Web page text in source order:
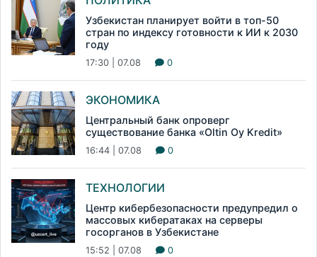
Узбекистан планирует войти в топ-50
стран по индексу готовности к ИИ к 2030
году
17:30 | 07.08 0
ЭКОНОМИКА
Центральный банк опроверг
существование банка «Oltin Oy Kredit»
16:44 | 07.08 0
ТЕХНОЛОГИИ
Центр кибербезопасности предупредил о
массовых кибератаках на серверы
госорганов в Узбекистане
15:52 | 07.08 0